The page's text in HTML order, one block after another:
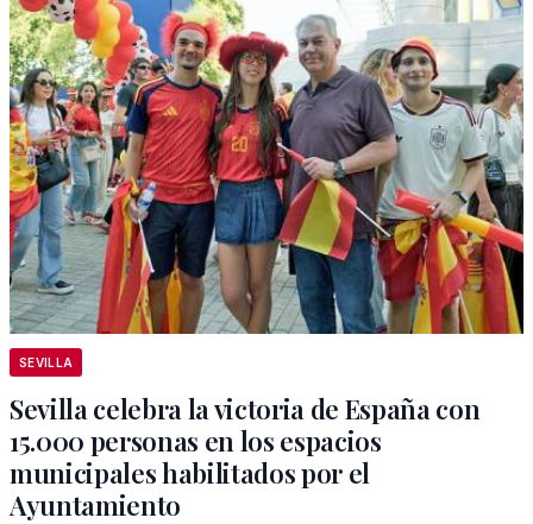
SEVILLA
Sevilla celebra la victoria de España con
15.000 personas en los espacios
municipales habilitados por el
Ayuntamiento